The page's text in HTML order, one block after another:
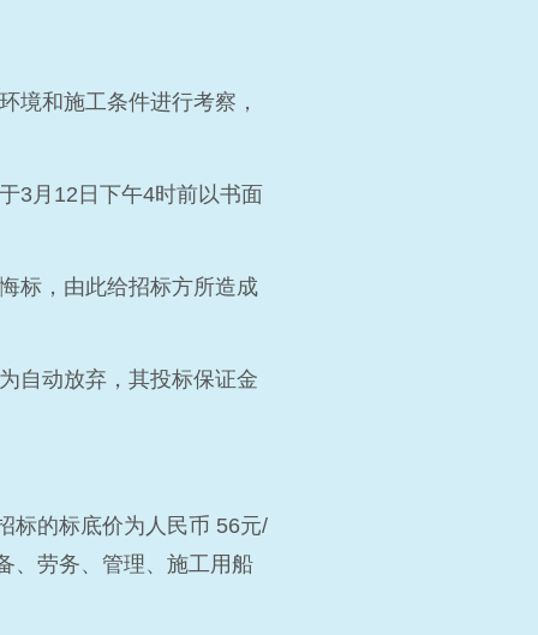
境和施工条件进行考察，
3月12日下午4时前以书面
标，由此给招标方所造成
自动放弃，其投标保证金
标的标底价为人民币 56元/
、劳务、管理、施工用船